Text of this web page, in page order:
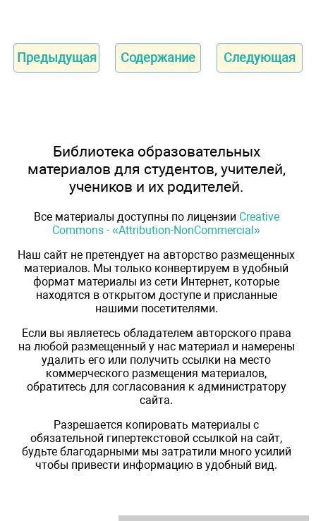
Предыдущая Содержание Следующая
Библиотека образовательных
материалов для студентов, учителей,
учеников и их родителей.
Все материалы доступны по лицензии Creative
Commons - «Attribution-NonCommercial»
Наш сайт не претендует на авторство размещенных
материалов. Мы только конвертируем в удобный
формат материалы из сети Интернет, которые
находятся в открытом доступе и присланные
нашими посетителями.
Если вы являетесь обладателем авторского права
на любой размещенный у нас материал и намерены
удалить его или получить ссылки на место
коммерческого размещения материалов,
обратитесь для согласования к администратору
сайта.
Разрешается копировать материалы с
обязательной гипертекстовой ссылкой на сайт,
будьте благодарными мы затратили много усилий
чтобы привести информацию в удобный вид.